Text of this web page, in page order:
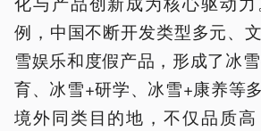
例，中国不断开发类型多元、
雪娱乐和度假产品，形成了冰
育、冰雪+研学、冰雪+康养等
境外同类目的地，不仅品质